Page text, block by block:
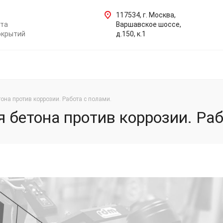
117534, г. Москва,
Варшавское шоссе,
д.150, к.1
против коррозии. Работа с полами.
против коррозии.